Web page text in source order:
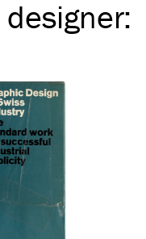
designer: